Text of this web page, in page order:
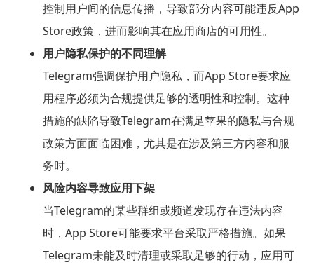
控制用户间的信息传播，导致部分内容可能违反App
Store政策，进而影响其在应用商店的可用性。
用户隐私保护的不同理解
Telegram强调保护用户隐私，而App Store要求应
用程序必须为合规提供足够的透明性和控制。这种
措施的缺陷导致Telegram在满足苹果的隐私与合规
政策方面面临困难，尤其是在涉及第三方内容和服
务时。
风险内容导致应用下架
当Telegram的某些群组或频道发现存在违法内容
时，App Store可能要求平台采取严格措施。如果
Telegram未能及时清理或采取足够的行动，应用可